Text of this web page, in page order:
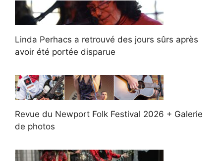
Linda Perhacs a retrouvé des jours sûrs après
avoir été portée disparue
Revue du Newport Folk Festival 2026 + Galerie
de photos